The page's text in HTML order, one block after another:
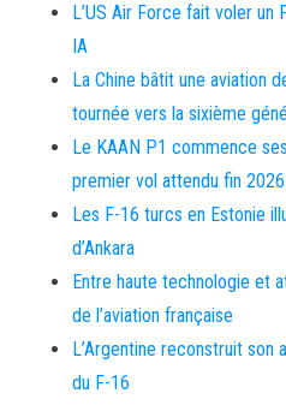
L’US Air Force fait voler un
IA
La Chine bâtit une aviation
tournée vers la sixième
Le KAAN P1 commence
premier vol attendu fin 2026
Les F-16 turcs en Estonie
d’Ankara
Entre haute technologie et
de l’aviation française
L’Argentine reconstruit
du F-16